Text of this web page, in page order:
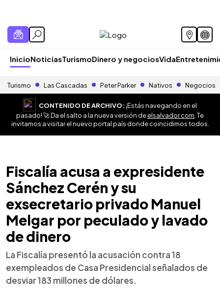
InicioNoticiasTurismoDinero y negociosVida
Turismo Las Cascadas Peter Parker Nativos Negocios
CONTENIDO DE ARCHIVO:¡Estás navegando en el
pasado! 🚀 Da el salto a la nueva versión deelsalvador.com . Te
invitamos a visitar el nuevo portal país donde coincidimos todos.
Fiscalía acusa a expresidente
Sánchez Cerén y su
exsecretario privado Manuel
Melgar por peculado y lavado
de dinero
La Fiscalía presentó la acusación contra 18
exempleados de Casa Presidencial señalados de
desviar 183 millones de dólares.